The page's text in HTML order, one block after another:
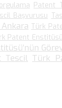
Patent
Başvurusu
Türk
Patent
Tescil Türk